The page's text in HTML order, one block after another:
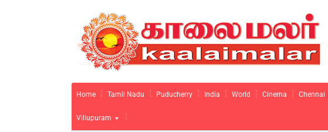
Home Tamil Nadu Puducherry India World Cinema Chennai
Villupuram